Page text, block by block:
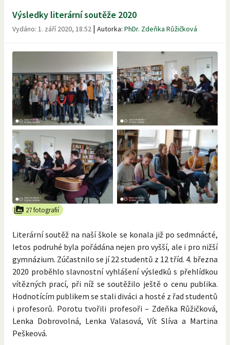
Výsledky literární soutěže 2020
Vydáno: 1. září 2020, 18.52 | Autorka: PhDr. Zdeňka Růžičková
27 fotografií
Literární soutěž na naší škole se konala již po sedmnácté,
letos podruhé byla pořádána nejen pro vyšší, ale i pro nižší
gymnázium. Zúčastnilo se jí 22 studentů z 12 tříd. 4. března
2020 proběhlo slavnostní vyhlášení výsledků s přehlídkou
vítězných prací, při níž se soutěžilo ještě o cenu publika.
Hodnotícím publikem se stali diváci a hosté z řad studentů
i profesorů. Porotu tvořili profesoři – Zdeňka Růžičková,
Lenka Dobrovolná, Lenka Valasová, Vít Slíva a Martina
Peškeová.